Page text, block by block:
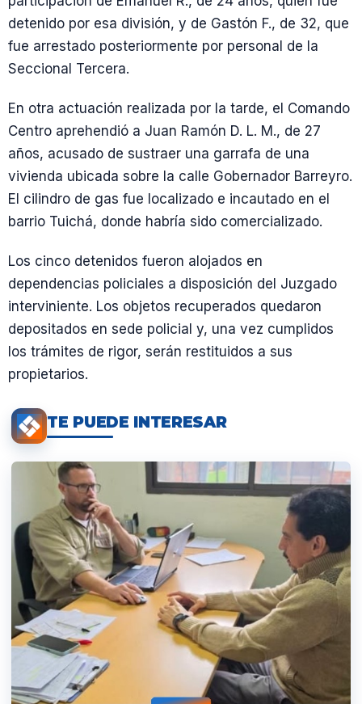
detenido por esa división, y de Gastón F., de 32, que
fue arrestado posteriormente por personal de la
Seccional Tercera.
En otra actuación realizada por la tarde, el Comando
Centro aprehendió a Juan Ramón D. L. M., de 27
años, acusado de sustraer una garrafa de una
vivienda ubicada sobre la calle Gobernador Barreyro.
El cilindro de gas fue localizado e incautado en el
barrio Tuichá, donde habría sido comercializado.
Los cinco detenidos fueron alojados en
dependencias policiales a disposición del Juzgado
interviniente. Los objetos recuperados quedaron
depositados en sede policial y, una vez cumplidos
los trámites de rigor, serán restituidos a sus
propietarios.
TE PUEDE INTERESAR